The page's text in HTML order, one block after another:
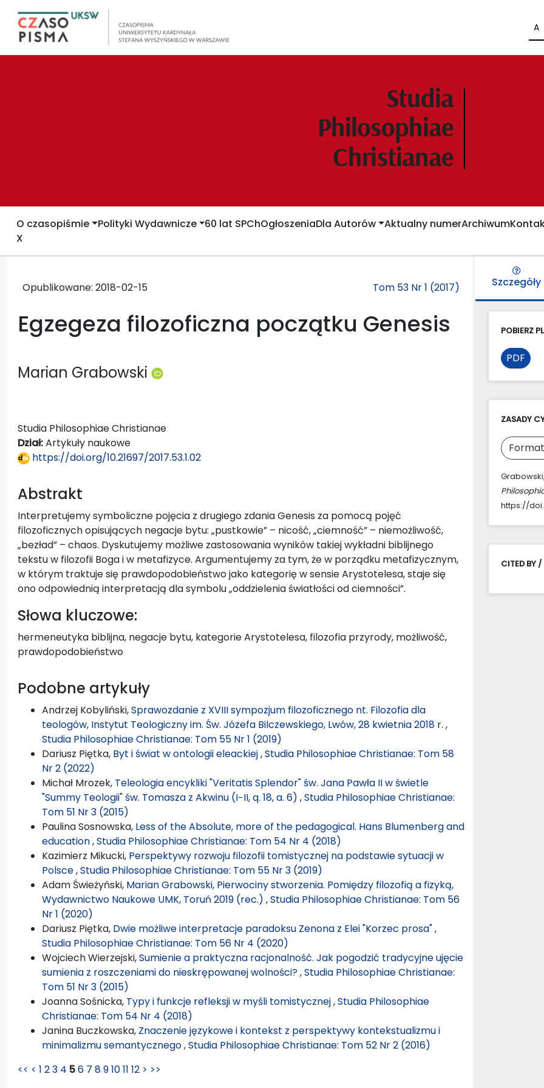
A
O czasopiśmie Polityki Wydawnicze 60 lat SPChOgłoszeniaDla Autorów Aktualny numerArchiwum
X
Opublikowane: 2018-02-15 Tom 53 Nr 1 (2017)
Egzegeza filozoficzna początku Genesis
Marian Grabowski
Studia Philosophiae Christianae
Dział:Artykuły naukowe
https://doi.org/10.21697/2017.53.1.02
Abstrakt
Interpretujemy symboliczne pojęcia z drugiego zdania Genesis za pomocą pojęć
filozoficznych opisujących negacje bytu: „pustkowie” – nicość, „ciemność” – niemożliwość,
„bezład” – chaos. Dyskutujemy możliwe zastosowania wyników takiej wykładni biblijnego
tekstu w filozofii Boga i w metafizyce. Argumentujemy za tym, że w porządku metafizycznym,
w którym traktuje się prawdopodobieństwo jako kategorię w sensie Arystotelesa, staje się
ono odpowiednią interpretacją dla symbolu „oddzielenia światłości od ciemności”.
Słowa kluczowe:
hermeneutyka biblijna, negacje bytu, kategorie Arystotelesa, filozofia przyrody, możliwość,
prawdopodobieństwo
Podobne artykuły
Andrzej Kobyliński,Sprawozdanie z XVIII sympozjum filozoficznego nt. Filozofia dla
teologów, Instytut Teologiczny im. Św. Józefa Bilczewskiego, Lwów, 28 kwietnia 2018 r. ,
Studia Philosophiae Christianae: Tom 55 Nr 1 (2019)
Dariusz Piętka, Byt i świat w ontologii eleackiej,Studia Philosophiae Christianae: Tom 58
Nr 2 (2022)
Michał Mrozek, Teleologia encykliki "Veritatis Splendor" św. Jana Pawła II w świetle
"Summy Teologii" św. Tomasza z Akwinu (I−II, q. 18, a. 6) ,Studia Philosophiae Christianae:
Tom 51 Nr 3 (2015)
Paulina Sosnowska, Less of the Absolute, more of the pedagogical. Hans Blumenberg and
education,Studia Philosophiae Christianae: Tom 54 Nr 4 (2018)
Kazimierz Mikucki, Perspektywy rozwoju filozofii tomistycznej na podstawie sytuacji w
Polsce,Studia Philosophiae Christianae: Tom 55 Nr 3 (2019)
Adam Świeżyński, Marian Grabowski, Pierwociny stworzenia. Pomiędzy filozofią a fizyką,
Wydawnictwo Naukowe UMK, Toruń 2019 (rec.) ,Studia Philosophiae Christianae: Tom 56
Nr 1 (2020)
Dariusz Piętka, Dwie możliwe interpretacje paradoksu Zenona z Elei "Korzec prosa",
Studia Philosophiae Christianae: Tom 56 Nr 4 (2020)
Wojciech Wierzejski,Sumienie a praktyczna racjonalność. Jak pogodzić tradycyjne ujęcie
sumienia z roszczeniami do nieskrępowanej wolności?,Studia Philosophiae Christianae:
Tom 51 Nr 3 (2015)
Joanna Sośnicka, Typy i funkcje refleksji w myśli tomistycznej,Studia Philosophiae
Christianae: Tom 54 Nr 4 (2018)
Janina Buczkowska, Znaczenie językowe i kontekst z perspektywy kontekstualizmu i
minimalizmu semantycznego,Studia Philosophiae Christianae: Tom 52 Nr 2 (2016)
<< < 1 23 4 56 7 891011 12 > >>
Szczegóły
POBIERZ
PDF
ZASADY
https://
CITED BY /